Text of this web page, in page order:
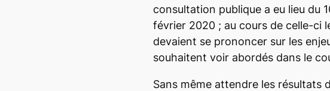
consultation publique a eu lieu du
février 2020 ; au cours de celle-ci
devaient se prononcer sur les
souhaitent voir abordés dans le
Sans même attendre les résultats